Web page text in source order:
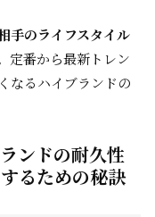
手のライフスタイル
定番から最新トレン
なるハイブランドの
ンドの耐久性
るための秘訣